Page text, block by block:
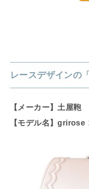
レースデザインの
【メーカー】土屋鞄
【モデル名】grirose